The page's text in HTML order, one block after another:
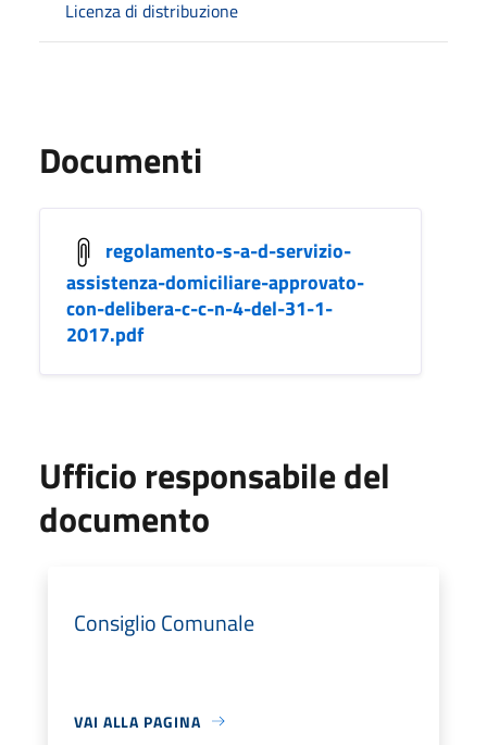
Licenza di distribuzione
Documenti
regolamento-s-a-d-servizio-
assistenza-domiciliare-approvato-
con-delibera-c-c-n-4-del-31-1-
2017.pdf
Ufficio responsabile del
documento
Consiglio Comunale
VAI ALLA PAGINA